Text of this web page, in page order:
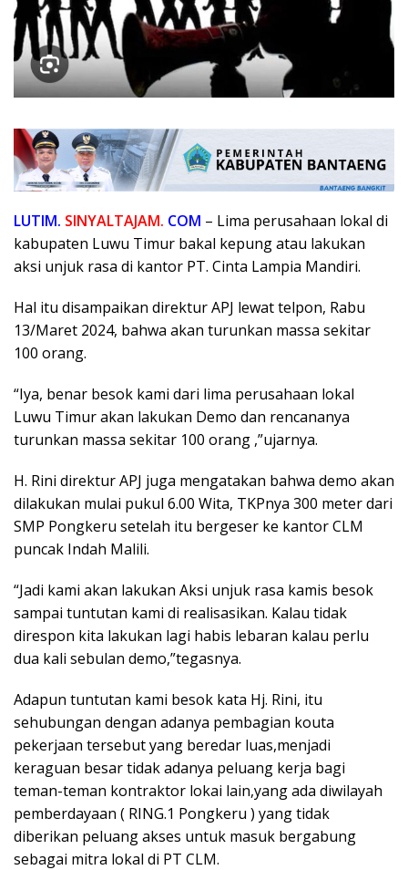
LUTIM. SINYALTAJAM. COM – Lima perusahaan lokal di
kabupaten Luwu Timur bakal kepung atau lakukan
aksi unjuk rasa di kantor PT. Cinta Lampia Mandiri.
Hal itu disampaikan direktur APJ lewat telpon, Rabu
13/Maret 2024, bahwa akan turunkan massa sekitar
100 orang.
“Iya, benar besok kami dari lima perusahaan lokal
Luwu Timur akan lakukan Demo dan rencananya
turunkan massa sekitar 100 orang ,”ujarnya.
H. Rini direktur APJ juga mengatakan bahwa demo akan
dilakukan mulai pukul 6.00 Wita, TKPnya 300 meter dari
SMP Pongkeru setelah itu bergeser ke kantor CLM
puncak Indah Malili.
“Jadi kami akan lakukan Aksi unjuk rasa kamis besok
sampai tuntutan kami di realisasikan. Kalau tidak
direspon kita lakukan lagi habis lebaran kalau perlu
dua kali sebulan demo,”tegasnya.
Adapun tuntutan kami besok kata Hj. Rini, itu
sehubungan dengan adanya pembagian kouta
pekerjaan tersebut yang beredar luas,menjadi
keraguan besar tidak adanya peluang kerja bagi
teman-teman kontraktor lokai lain,yang ada diwilayah
pemberdayaan ( RING.1 Pongkeru ) yang tidak
diberikan peluang akses untuk masuk bergabung
sebagai mitra lokal di PT CLM.